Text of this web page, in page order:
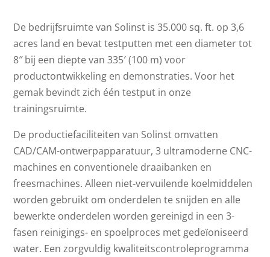
De bedrijfsruimte van Solinst is 35.000 sq. ft. op 3,6
acres land en bevat testputten met een diameter tot
8″ bij een diepte van 335′ (100 m) voor
productontwikkeling en demonstraties. Voor het
gemak bevindt zich één testput in onze
trainingsruimte.
De productiefaciliteiten van Solinst omvatten
CAD/CAM-ontwerpapparatuur, 3 ultramoderne CNC-
machines en conventionele draaibanken en
freesmachines. Alleen niet-vervuilende koelmiddelen
worden gebruikt om onderdelen te snijden en alle
bewerkte onderdelen worden gereinigd in een 3-
fasen reinigings- en spoelproces met gedeïoniseerd
water. Een zorgvuldig kwaliteitscontroleprogramma